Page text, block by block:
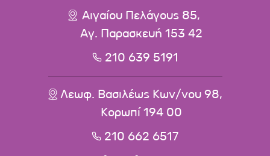
Αιγαίου Πελάγους 85,
Αγ. Παρασκευή 153 42
210 639 5191
Λεωφ. Βασιλέως Κων/νου 98,
Κορωπί 194 00
210 662 6517